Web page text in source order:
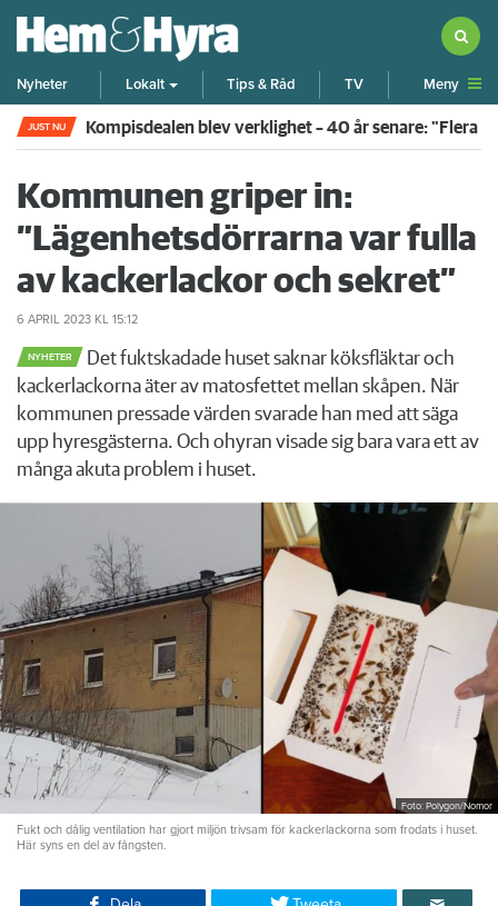
Nyheter Lokalt Tips & Råd TV Meny
JUST NU Kompisdealen blev verklighet – 40 år senare: "Flera
Kommunen griper in:
”Lägenhetsdörrarna var fulla
av kackerlackor och sekret”
6 APRIL 2023 KL 15:12
NYHETER
Det fuktskadade huset saknar köksfläktar och
kackerlackorna äter av matosfettet mellan skåpen. När
kommunen pressade värden svarade han med att säga
upp hyresgästerna. Och ohyran visade sig bara vara ett av
många akuta problem i huset.
Foto: Polygon/Nomor
Fukt och dålig ventilation har gjort miljön trivsam för kackerlackorna som frodats i huset.
Här syns en del av fångsten.